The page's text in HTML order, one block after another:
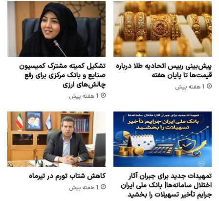
پیش‌بینی رییس اتحادیه طلا درباره
قیمت‌ها تا پایان هفته
1 هفته پیش
تشکیل کمیته مشترک کمیسیون
صنایع و بانک مرکزی برای رفع
چالش‌های ارزی
1 هفته پیش
تمهیدات جدید برای جبران آثار
اختلال سامانه‌ها| بانک ملی ایران
جرایم تأخیر تسهیلات را بخشید
کاهش شتاب تورم در تیرماه
1 هفته پیش